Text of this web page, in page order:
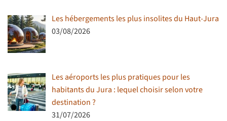
Les hébergements les plus insolites du Haut-Jura
03/08/2026
Les aéroports les plus pratiques pour les
habitants du Jura : lequel choisir selon votre
destination ?
31/07/2026